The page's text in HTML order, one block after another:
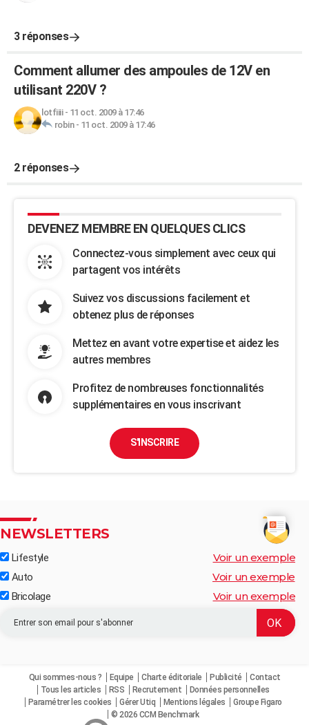
3 réponses
Comment allumer des ampoules de 12V en
utilisant 220V ?
lotfiiii- 11 oct. 2009 à 17:46
robin- 11 oct. 2009 à 17:46
2 réponses
DEVENEZ MEMBRE EN QUELQUES CLICS
Connectez-vous simplement avec ceux qui
partagent vos intérêts
Suivez vos discussions facilement et
obtenez plus de réponses
Mettez en avant votre expertise et aidez les
autres membres
Profitez de nombreuses fonctionnalités
supplémentaires en vous inscrivant
S'INSCRIRE
NEWSLETTERS
Lifestyle Voir un exemple
Auto Voir un exemple
Bricolage Voir un exemple
Qui sommes-nous ? Equipe Charte éditoriale Publicité
Contact
Tous les articles
RSS Recrutement
Données personnelles
Paramétrer les cookies
Gérer Utiq Mentions légales
Groupe Figaro
© 2026 CCM Benchmark